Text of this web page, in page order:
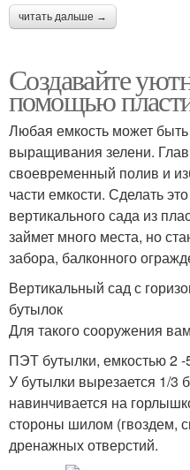
читать дальше →
Создавайте
помощью
Любая емкость может
выращивания зелени.
своевременный полив и
части емкости. Сделать
вертикального сада из
займет много места, но
забора, балконного
Вертикальный сад с
бутылок
Для такого сооружения
ПЭТ бутылки, емкостью 2 -
У бутылки вырезается 1/3
навинчивается на
стороны шилом (гвоздем,
дренажных отверстий.